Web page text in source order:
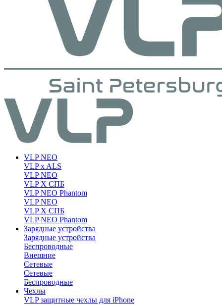
VLP NEO
VLP x ALS
VLP NEO
VLP X СПБ
VLP NEO Phantom
VLP NEO
VLP X СПБ
VLP NEO Phantom
Зарядные устройства
Зарядные устройства
Беспроводные
Внешние
Сетевые
Сетевые
Беспроводные
Чехлы
VLP защитные чехлы для iPhone